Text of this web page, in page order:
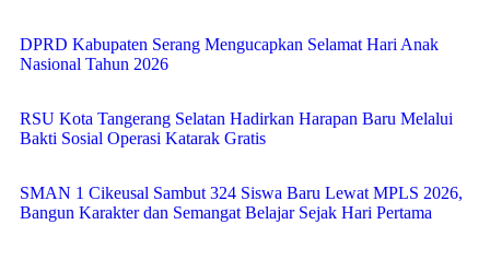
DPRD Kabupaten Serang Mengucapkan Selamat Hari Anak
Nasional Tahun 2026
RSU Kota Tangerang Selatan Hadirkan Harapan Baru Melalui
Bakti Sosial Operasi Katarak Gratis
SMAN 1 Cikeusal Sambut 324 Siswa Baru Lewat MPLS 2026,
Bangun Karakter dan Semangat Belajar Sejak Hari Pertama